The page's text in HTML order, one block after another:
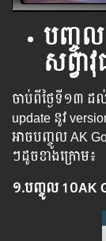
បញ្ចូល
សព្វាវុ
ចាប់​ពី​ថ្ងៃ​ទី​១៣ ដល់​​​
update ​នូវ
អាច​​បញ្ចូល​ AK
ៗ​ដូច​ខាង​ក្រោម៖
១.​បញ្ចូល1០AK